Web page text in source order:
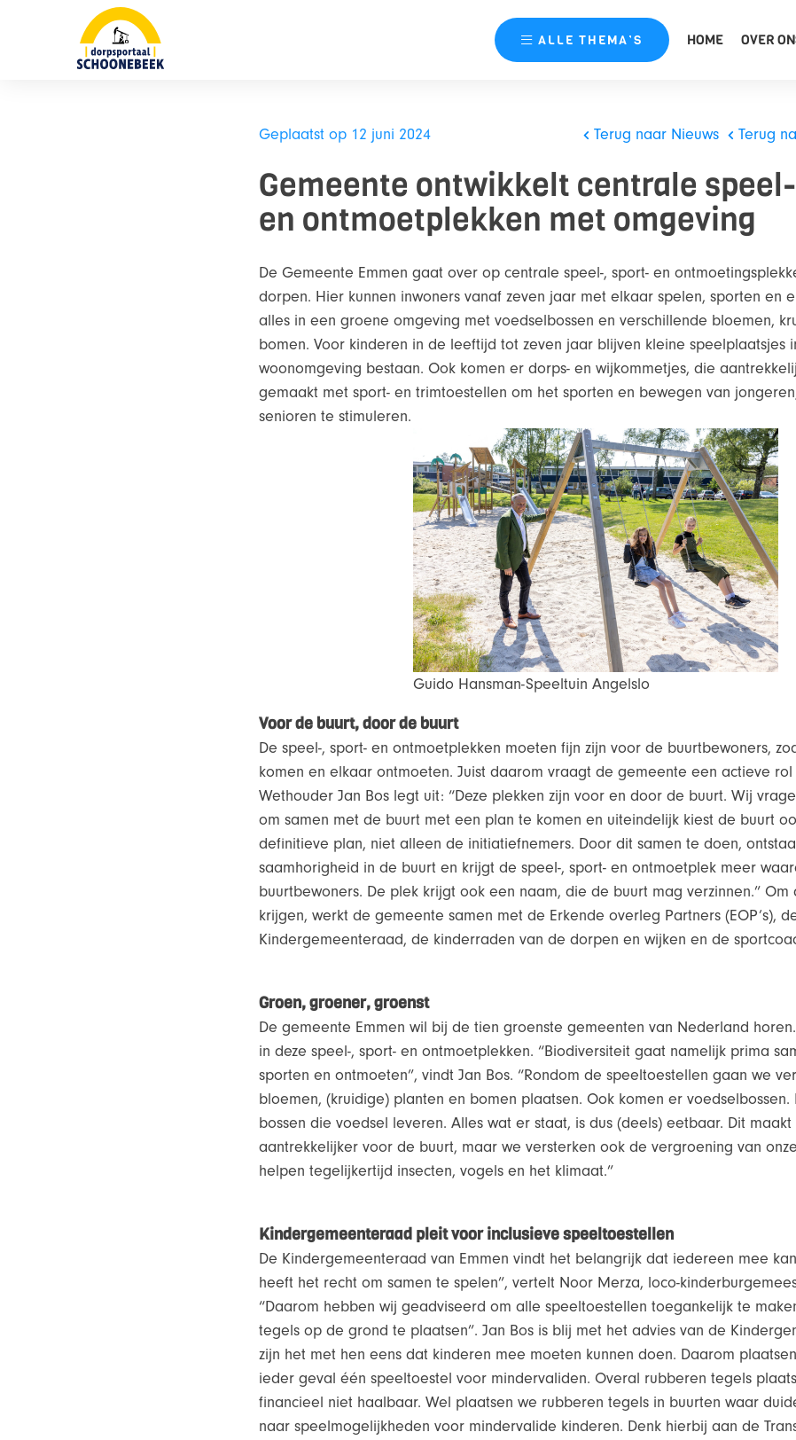
HOME OVER
ALLE THEMA’S
Geplaatst op 12 juni 2024 Terug
Terug naar Nieuws
Gemeente ontwikkelt centrale
en ontmoetplekken met omgeving
De Gemeente Emmen gaat over op centrale speel-, sport- en
dorpen. Hier kunnen inwoners vanaf zeven jaar met elkaar spelen, sporten en
alles in een groene omgeving met voedselbossen en verschillende bloemen,
bomen. Voor kinderen in de leeftijd tot zeven jaar blijven kleine speelplaatsjes
woonomgeving bestaan. Ook komen er dorps- en wijkommetjes, die
gemaakt met sport- en trimtoestellen om het sporten en bewegen van
senioren te stimuleren.
Guido Hansman-Speeltuin Angelslo
Voor de buurt, door de buurt
De speel-, sport- en ontmoetplekken moeten fijn zijn voor de buurtbewoners,
komen en elkaar ontmoeten. Juist daarom vraagt de gemeente een actieve
Wethouder Jan Bos legt uit: “Deze plekken zijn voor en door de buurt. Wij
om samen met de buurt met een plan te komen en uiteindelijk kiest de buurt
definitieve plan, niet alleen de initiatiefnemers. Door dit samen te doen,
saamhorigheid in de buurt en krijgt de speel-, sport- en ontmoetplek meer
buurtbewoners. De plek krijgt ook een naam, die de buurt mag verzinnen.”
krijgen, werkt de gemeente samen met de Erkende overleg Partners (EOP’s),
Kindergemeenteraad, de kinderraden van de dorpen en wijken en de
Groen, groener, groenst
De gemeente Emmen wil bij de tien groenste gemeenten van Nederland
in deze speel-, sport- en ontmoetplekken. “Biodiversiteit gaat namelijk prima
sporten en ontmoeten”, vindt Jan Bos. “Rondom de speeltoestellen gaan we
bloemen, (kruidige) planten en bomen plaatsen. Ook komen er voedselbossen.
bossen die voedsel leveren. Alles wat er staat, is dus (deels) eetbaar. Dit
aantrekkelijker voor de buurt, maar we versterken ook de vergroening van
helpen tegelijkertijd insecten, vogels en het klimaat.”
Kindergemeenteraad pleit voor inclusieve speeltoestellen
De Kindergemeenteraad van Emmen vindt het belangrijk dat iedereen mee
heeft het recht om samen te spelen”, vertelt Noor Merza, loco-
“Daarom hebben wij geadviseerd om alle speeltoestellen toegankelijk te
tegels op de grond te plaatsen”. Jan Bos is blij met het advies van de
zijn het met hen eens dat kinderen mee moeten kunnen doen. Daarom
ieder geval één speeltoestel voor mindervaliden. Overal rubberen tegels
financieel niet haalbaar. Wel plaatsen we rubberen tegels in buurten waar
naar speelmogelijkheden voor mindervalide kinderen. Denk hierbij aan de